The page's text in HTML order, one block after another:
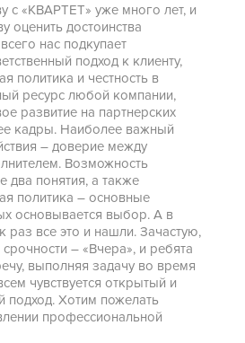
с «КВАРТЕТ» уже много лет, и
оценить достоинства
нас подкупает
подход к клиенту,
политика и честность в
ресурс любой компании,
развитие на партнерских
кадры. Наиболее важный
– доверие между
Возможность
два понятия, а также
политика – основные
основывается выбор. А в
все это и нашли. Зачастую,
– «Вчера», и ребята
выполняя задачу во время
чувствуется открытый и
подход. Хотим пожелать
профессиональной